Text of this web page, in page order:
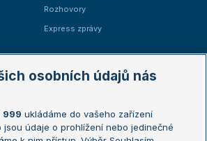
Rozhovory
Express zprávy
Australian Open
French Open
osobních údajů nás
999 ukládáme do vašeho zařízení
jsou údaje o prohlížení nebo jedinečné